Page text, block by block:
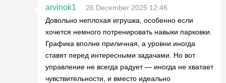
arvinok1
26 December 2025 12:46
Довольно неплохая игрушка, особенно если
хочется немного потренировать навыки парковки.
Графика вполне приличная, а уровни иногда
ставят перед интересными задачами. Но вот
управление не всегда радует — иногда не хватает
чувствительности, и вместо идеально